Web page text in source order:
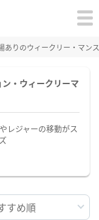
ありのウィークリー・マン
・ウィークリーマ
レジャーの移動がス